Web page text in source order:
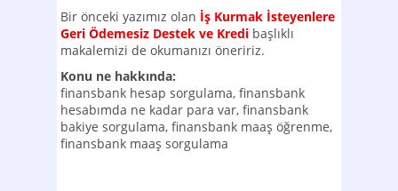
Bir önceki yazımız olan İş Kurmak İsteyenlere
Geri Ödemesiz Destek ve Kredi başlıklı
makalemizi de okumanızı öneririz.
Konu ne hakkında:
finansbank hesap sorgulama, finansbank
hesabımda ne kadar para var, finansbank
bakiye sorgulama, finansbank maaş öğrenme,
finansbank maaş sorgulama